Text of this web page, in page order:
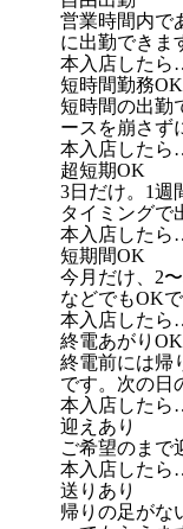
営業時間内で
に出勤できま
本入店した
短時間勤務OK
短時間の出勤
ースを崩さず
本入店した
超短期OK
3日だけ。1週
タイミングで
本入店した
短期間OK
今月だけ、2
などでもOKで
本入店した
終電あがりOK
終電前には帰
です。次の日
本入店した
迎えあり
ご希望のまで
本入店した
送りあり
帰りの足がな